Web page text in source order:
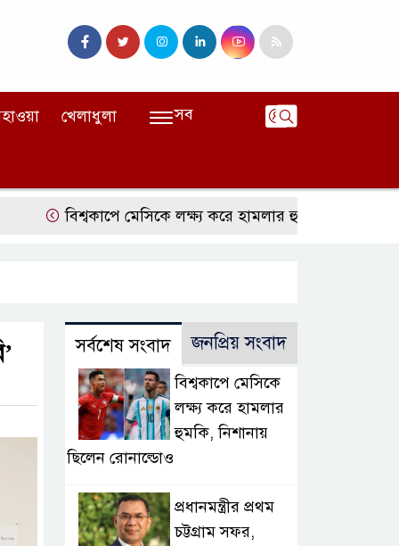
খেলাধুলা সব
বিশ্বকাপে মেসিকে লক্ষ্য করে হামলার হুমকি, নিশানায় ছিলেন
সর্বশেষ সংবাদ জনপ্রিয় সংবাদ
বিশ্বকাপে মেসিকে
লক্ষ্য করে হামলার
হুমকি, নিশানায়
ছিলেন রোনাল্ডোও
প্রধানমন্ত্রীর প্রথম
চট্টগ্রাম সফর,